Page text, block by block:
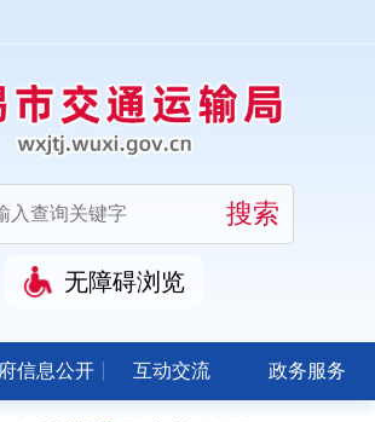
无障碍浏览
信息公开 互动交流 政务服务